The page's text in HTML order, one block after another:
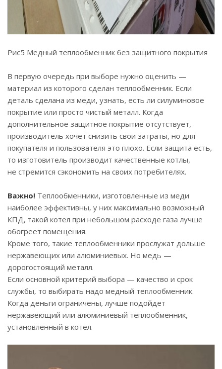
Рис5 Медный теплообменник без защитного покрытия
В первую очередь при выборе нужно оценить —
материал из которого сделан теплообменник. Если
деталь сделана из меди, узнать, есть ли силуминовое
покрытие или просто чистый металл. Когда
дополнительное защитное покрытие отсутствует,
производитель хочет снизить свои затраты, но для
покупателя и пользователя это плохо. Если защита есть,
то изготовитель производит качественные котлы,
не стремится сэкономить на своих потребителях.
Важно! Теплообменники, изготовленные из меди
наиболее эффективны, у них максимально возможный
КПД, такой котел при небольшом расходе газа лучше
обогреет помещения.
Кроме того, такие теплообменники прослужат дольше
нержавеющих или алюминиевых. Но медь —
дорогостоящий металл.
Если основной критерий выбора — качество и срок
службы, то выбирать надо медный теплообменник.
Когда деньги ограничены, лучше подойдет
нержавеющий или алюминиевый теплообменник,
установленный в котел.